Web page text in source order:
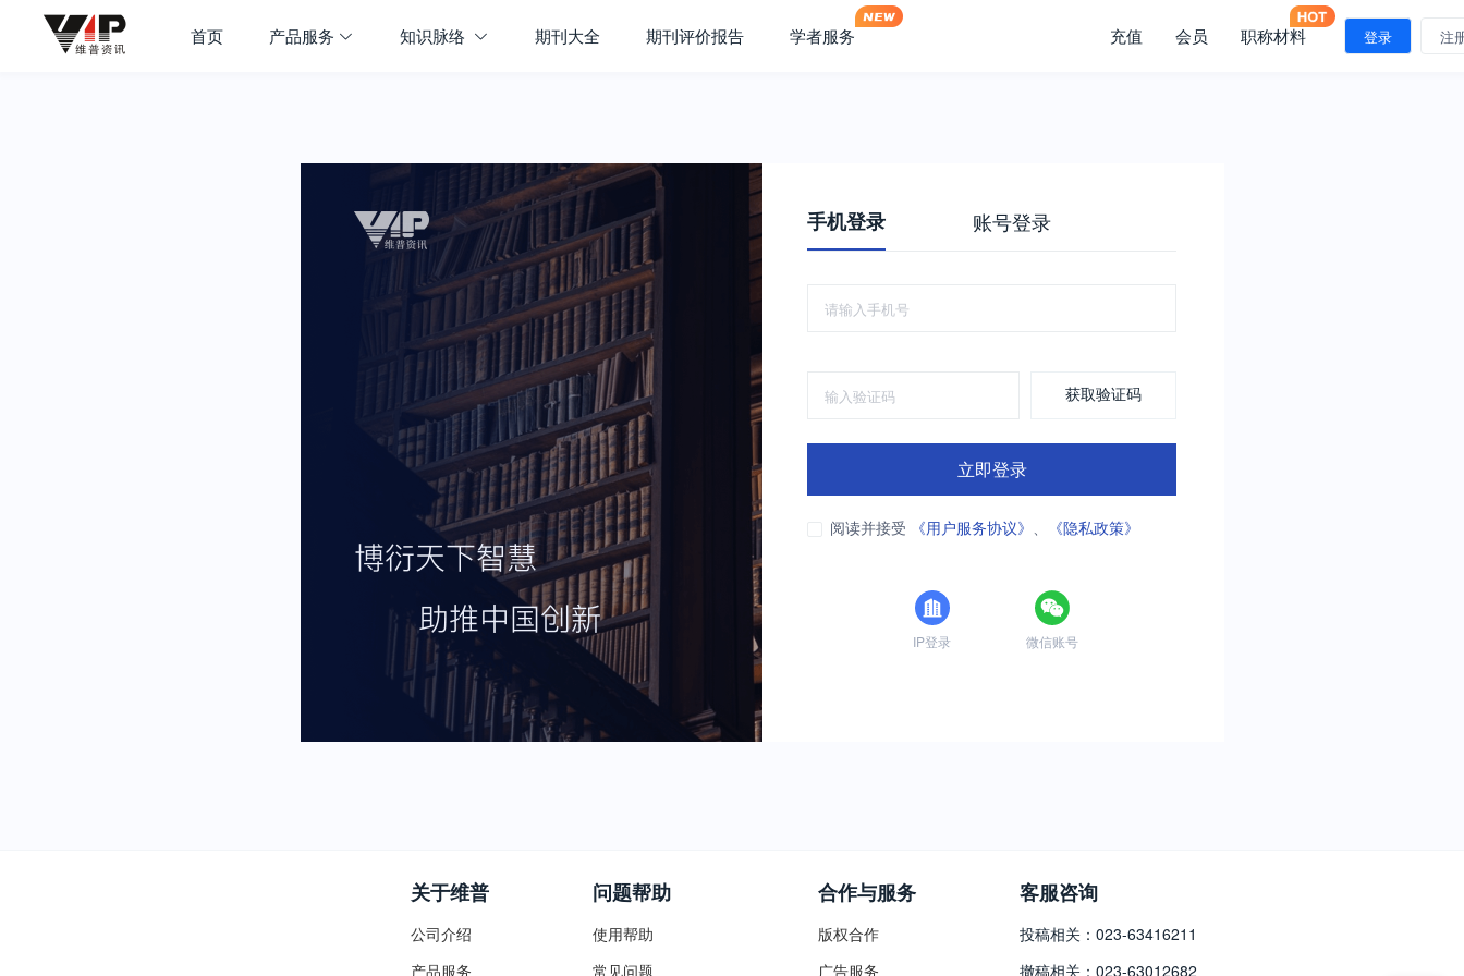
首页 产品服务 知识脉络 期刊大全 期刊评价报告 学者服务 充值 会员 职称材料 登录 注
手机登录 账号登录
获取验证码
立即登录
阅读并接受 《用户服务协议》 、 《隐私政策》
IP登录 微信账号
关于维普
公司介绍
产品服务
问题帮助
使用帮助
常见问题
合作与服务
版权合作
广告服务
客服咨询
投稿相关：023-63416211
撤稿相关：023-63012682